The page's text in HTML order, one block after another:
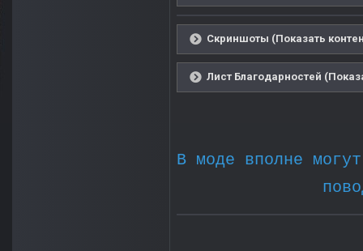
Скриншоты (Показать
Лист Благодарностей
В моде вполне